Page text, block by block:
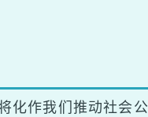
化作我们推动社会公